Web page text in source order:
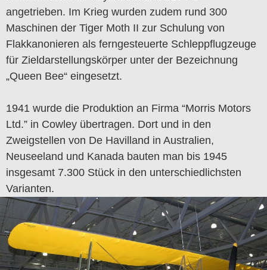
angetrieben. Im Krieg wurden zudem rund 300
Maschinen der Tiger Moth II zur Schulung von
Flakkanonieren als ferngesteuerte Schleppflugzeuge
für Zieldarstellungskörper unter der Bezeichnung
„Queen Bee“ eingesetzt.
1941 wurde die Produktion an Firma “Morris Motors
Ltd.” in Cowley übertragen. Dort und in den
Zweigstellen von De Havilland in Australien,
Neuseeland und Kanada bauten man bis 1945
insgesamt 7.300 Stück in den unterschiedlichsten
Varianten.